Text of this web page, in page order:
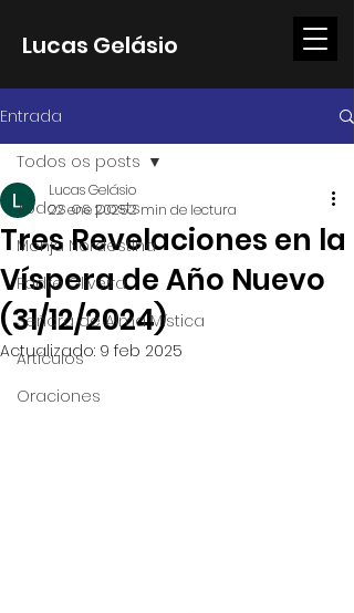
Lucas Gelásio
Entrada
Todos os posts
Monja Nordestina
Padre Oliveira
Señora de Alma Mística
Artículos
Oraciones
Todos os posts
Tres Revelaciones en la
Víspera de Año Nuevo
(31/12/2024)
Lucas Gelásio
22 ene 20252 min de lectura
Actualizado: 9 feb 2025